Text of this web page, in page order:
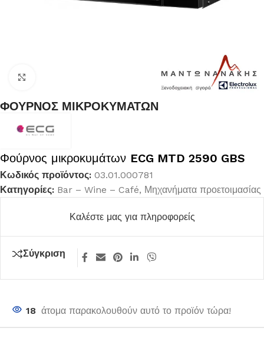
ΦΟΥΡΝΟΣ ΜΙΚΡΟΚΥΜΑΤΩΝ
Φούρνος μικροκυμάτων ECG MTD 2590 GBS
Κωδικός προϊόντος: 03.01.000781
Κατηγορίες: Bar – Wine – Café, Μηχανήματα προετοιμασίας
Καλέστε μας για πληροφορείς
Σύγκριση
18 άτομα παρακολουθούν αυτό το προϊόν τώρα!